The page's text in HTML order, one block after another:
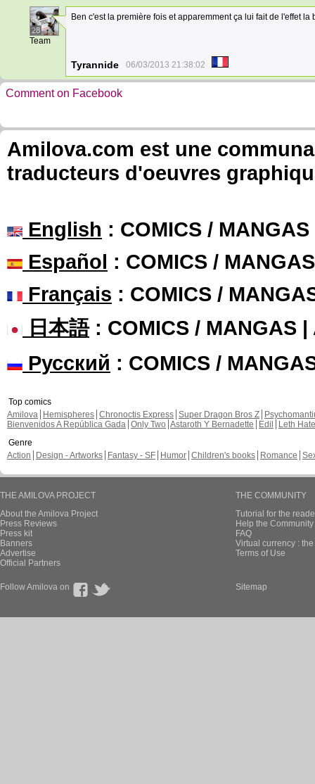
28
Team
Ben c'est la première fois et apparemment ça lui fait de l'effet la
Tyrannide 06/03/2013 21:38:02
Comment on Facebook
Amilova.com est une
traducteurs d'oeuvres
English : COMICS /
Español : COMICS /
Français : COMICS /
日本語: COMICS / MANGAS |
Русский : COMICS /
Top comics
Amilova
Hemispheres Chronoctis Express Super Dragon Bros Z
Bienvenidos A República Gada Only Two Astaroth Y Bernadette Edil
Leth Hate
Genre
Action
Design - Artworks Fantasy - SF Humor Children's books Romance
THE AMILOVA PROJECT
About the Amilova Project
Press Reviews
Press kit
Banners
Advertise
Official Partners
THE COMMUNITY
Tutorial for the
Help the
FAQ
Virtual currency :
Terms of Use
Follow Amilova on Sitemap